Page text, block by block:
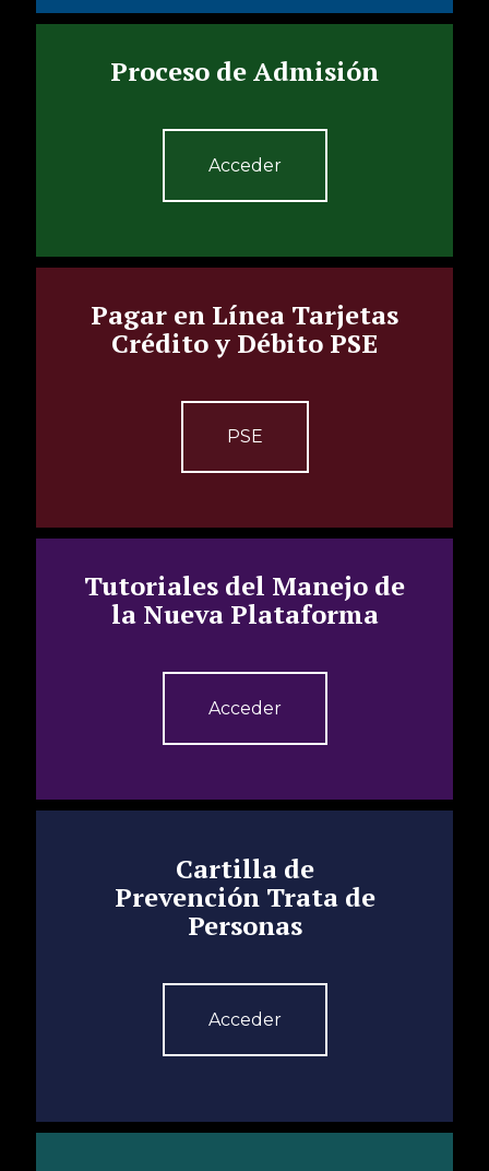
Proceso de Admisión
Acceder
Pagar en Línea Tarjetas
Crédito y Débito PSE
PSE
Tutoriales del Manejo de
la Nueva Plataforma
Acceder
Cartilla de
Prevención Trata de
Personas
Acceder